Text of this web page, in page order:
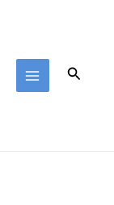
البحث